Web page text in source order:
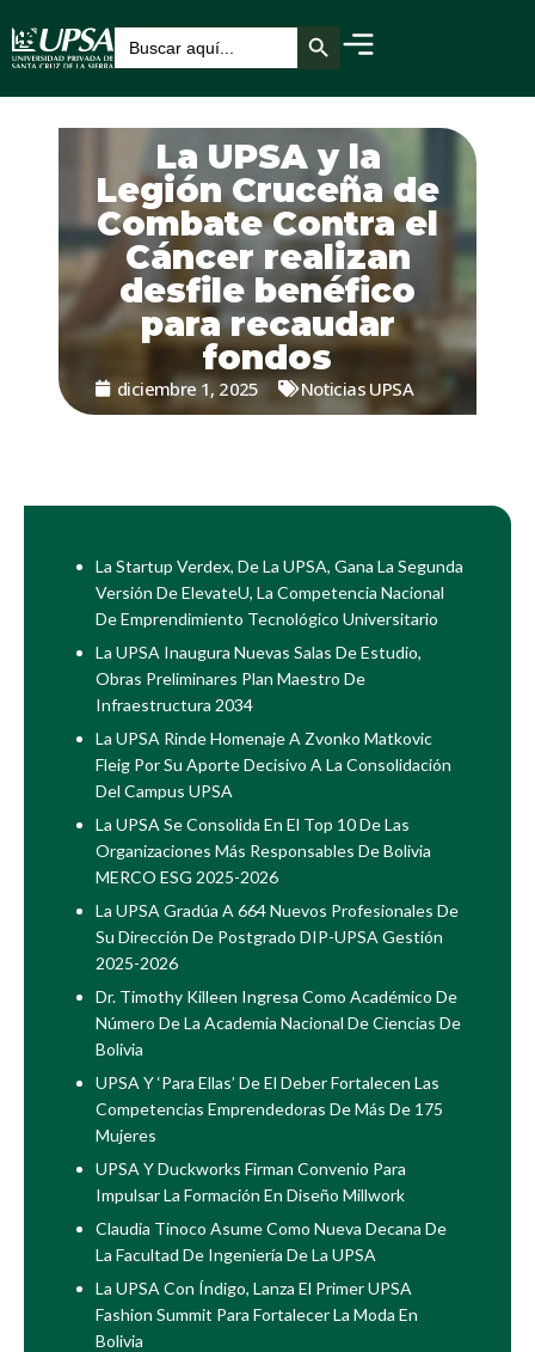
Buscar: Botón de búsqueda
La UPSA y la
Legión Cruceña de
Combate Contra el
Cáncer realizan
desfile benéfico
para recaudar
fondos
diciembre 1, 2025 Noticias UPSA
La Startup Verdex, De La UPSA, Gana La Segunda
Versión De ElevateU, La Competencia Nacional
De Emprendimiento Tecnológico Universitario
La UPSA Inaugura Nuevas Salas De Estudio,
Obras Preliminares Plan Maestro De
Infraestructura 2034
La UPSA Rinde Homenaje A Zvonko Matkovic
Fleig Por Su Aporte Decisivo A La Consolidación
Del Campus UPSA
La UPSA Se Consolida En El Top 10 De Las
Organizaciones Más Responsables De Bolivia
MERCO ESG 2025-2026
La UPSA Gradúa A 664 Nuevos Profesionales De
Su Dirección De Postgrado DIP-UPSA Gestión
2025-2026
Dr. Timothy Killeen Ingresa Como Académico De
Número De La Academia Nacional De Ciencias De
Bolivia
UPSA Y ‘Para Ellas’ De El Deber Fortalecen Las
Competencias Emprendedoras De Más De 175
Mujeres
UPSA Y Duckworks Firman Convenio Para
Impulsar La Formación En Diseño Millwork
Claudia Tinoco Asume Como Nueva Decana De
La Facultad De Ingeniería De La UPSA
La UPSA Con Índigo, Lanza El Primer UPSA
Fashion Summit Para Fortalecer La Moda En
Bolivia